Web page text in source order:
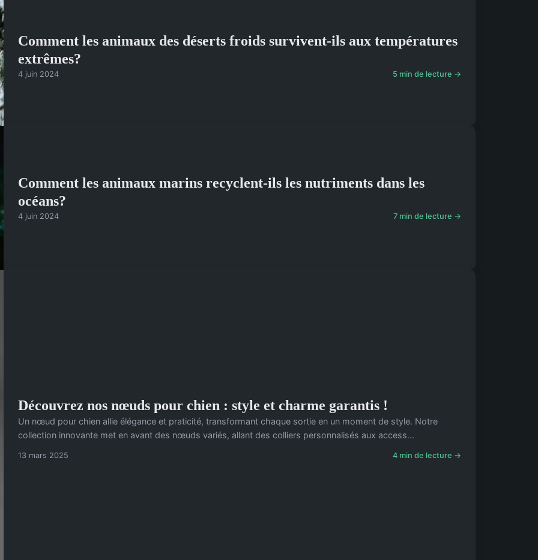
Comment les animaux des déserts froids survivent-ils aux températures
extrêmes?
4 juin 2024 5 min de lecture →
Comment les animaux marins recyclent-ils les nutriments dans les
océans?
4 juin 2024 7 min de lecture →
Découvrez nos nœuds pour chien : style et charme garantis !
Un nœud pour chien allie élégance et praticité, transformant chaque sortie en un moment de style. Notre
collection innovante met en avant des nœuds variés, allant des colliers personnalisés aux access...
13 mars 2025 4 min de lecture →